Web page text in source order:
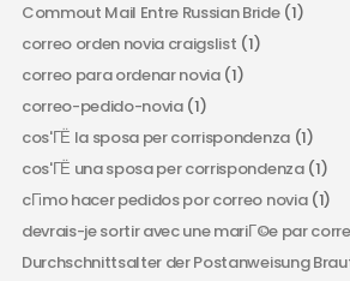
Commout Mail Entre Russian Bride(1)
correo orden novia craigslist (1)
correo para ordenar novia(1)
correo-pedido-novia(1)
cos'ГЁ la sposa per corrispondenza(1)
cos'ГЁ una sposa per corrispondenza(1)
cГіmo hacer pedidos por correo novia(1)
devrais-je sortir avec une mariГ©e par
Durchschnittsalter der Postanweisung